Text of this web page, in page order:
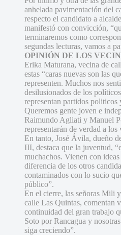
anhelada pavimentación del
respecto el candidato a
manifestó con convicción,
terminaremos como
segundas lecturas, vamos a
OPINIÓN DE LOS
Erika Maturana, vecina de
estas “caras nuevas son las
representen. Muchos nos
desilusionados de los
representan partidos politicos
Queremos gente joven e
Raimundo Agliati y Manuel
representarán de verdad a los
En tanto, José Ávila, dueño
III, destaca que la juventud,
muchachos. Vienen con
diferencia de los otros
contaminados con lo sucio
público”.
En el cierre, las señoras Mili
calle Las Quintas, comentan
continuidad del gran trabajo
Soto por Rancagua y
siga creciendo”.